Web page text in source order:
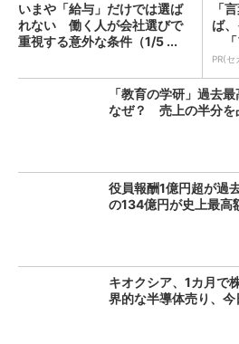
いまや「給与」だけでは選ば
れない 働く人が会社選びで
重視する意外な条件（1/5 ...
「
ば
「
ん...
PR(
「教育の学研」過去
なぜ？ 売上の半分を
役員報酬1億円超が
の134億円が史上最高
キオクシア、1カ月
界的な半導体売り、